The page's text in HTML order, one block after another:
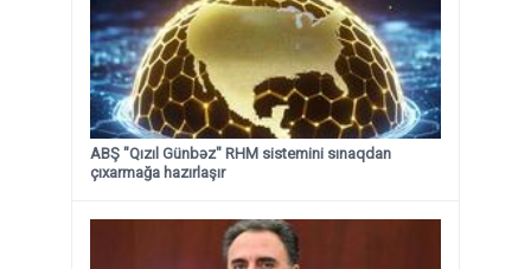
ABŞ "Qızıl Günbəz" RHM sistemini sınaqdan
çıxarmağa hazırlaşır